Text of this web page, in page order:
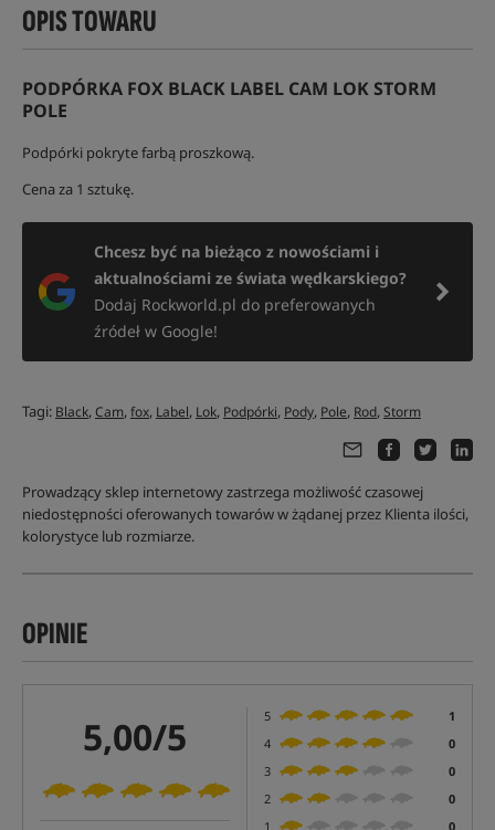
OPIS TOWARU
PODPÓRKA FOX BLACK LABEL CAM LOK STORM
POLE
Podpórki pokryte farbą proszkową.
Cena za 1 sztukę.
Chcesz być na bieżąco z nowościami i
aktualnościami ze świata wędkarskiego?
Dodaj Rockworld.pl do preferowanych
źródeł w Google!
Tagi: Black,Cam,fox, Label, Lok, Podpórki, Pody, Pole, Rod,Storm
Prowadzący sklep internetowy zastrzega możliwość czasowej
niedostępności oferowanych towarów w żądanej przez Klienta ilości,
kolorystyce lub rozmiarze.
OPINIE
5,00/5 5
1
4
0
3
0
2
0
1
0